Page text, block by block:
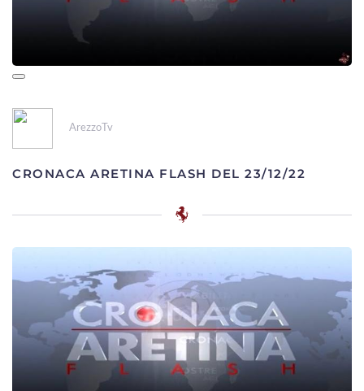
ArezzoTv
CRONACA ARETINA FLASH DEL 23/12/22